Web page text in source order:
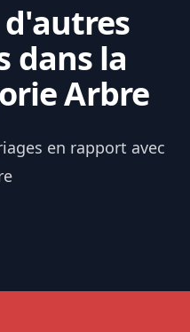
dans la
Arbre
en rapport avec